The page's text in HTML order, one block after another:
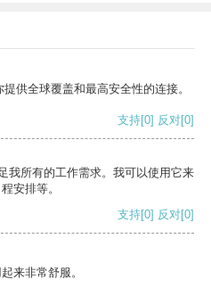
供全球覆盖和最高安全性的连接。
支持[0] 反对[0]
我所有的工作需求。我可以使用它来
安排等。
支持[0] 反对[0]
来非常舒服。